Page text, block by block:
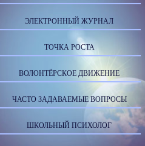
ЭЛЕКТРОННЫЙ ЖУРНАЛ
ТОЧКА РОСТА
ВОЛОНТЁРСКОЕ ДВИЖЕНИЕ
ЧАСТО ЗАДАВАЕМЫЕ ВОПРОСЫ
ШКОЛЬНЫЙ ПСИХОЛОГ